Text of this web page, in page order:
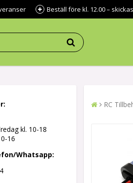
Beställ före kl. 12.00 –
kl. 10-18
16
Whatsapp:
RC